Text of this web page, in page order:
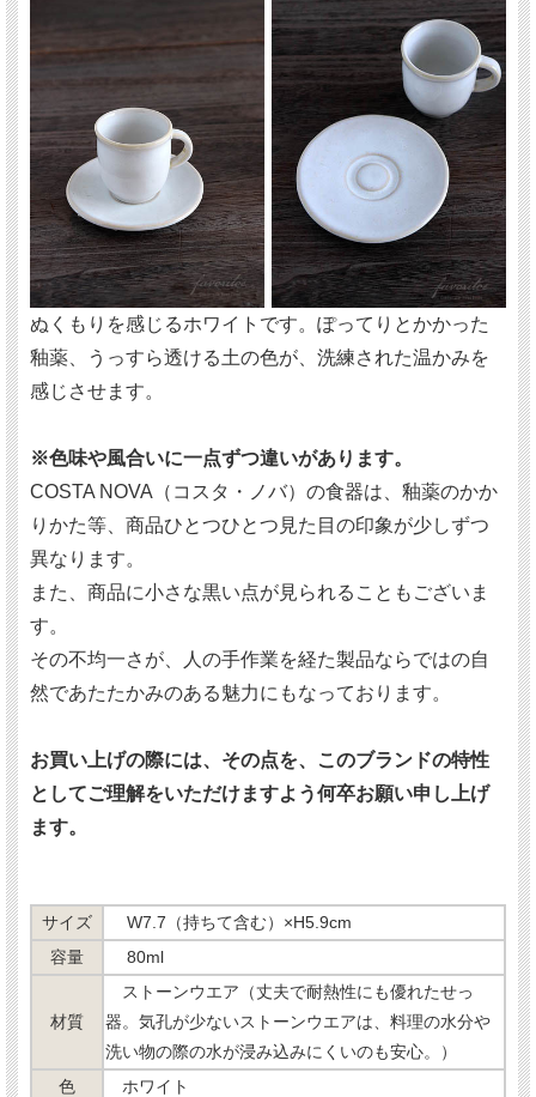
ぬくもりを感じるホワイトです。ぽってりとかかった
釉薬、うっすら透ける土の色が、洗練された温かみを
感じさせます。
※色味や風合いに一点ずつ違いがあります。
COSTA NOVA（コスタ・ノバ）の食器は、釉薬のかか
りかた等、商品ひとつひとつ見た目の印象が少しずつ
異なります。
また、商品に小さな黒い点が見られることもございま
す。
その不均一さが、人の手作業を経た製品ならではの自
然であたたかみのある魅力にもなっております。
お買い上げの際には、その点を、このブランドの特性
としてご理解をいただけますよう何卒お願い申し上げ
ます。
サイズ
W7.7（持ちて含む）×H5.9cm
容量
80ml
材質
ストーンウエア（丈夫で耐熱性にも優れたせっ
器。気孔が少ないストーンウエアは、料理の水分や
洗い物の際の水が浸み込みにくいのも安心。）
色
ホワイト